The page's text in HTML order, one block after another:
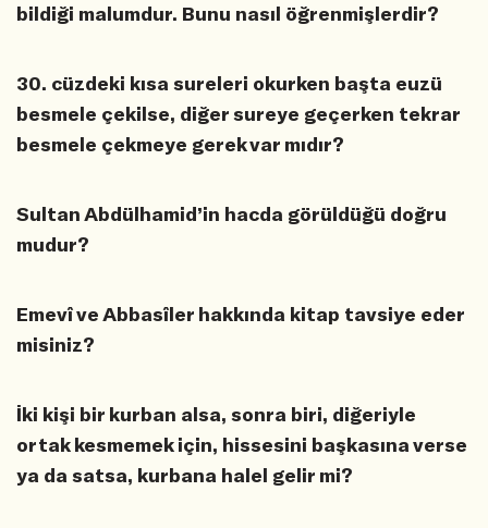
bildiği malumdur. Bunu nasıl öğrenmişlerdir?
30. cüzdeki kısa sureleri okurken başta euzü
besmele çekilse, diğer sureye geçerken tekrar
besmele çekmeye gerek var mıdır?
Sultan Abdülhamid’in hacda görüldüğü doğru
mudur?
Emevî ve Abbasîler hakkında kitap tavsiye eder
misiniz?
İki kişi bir kurban alsa, sonra biri, diğeriyle
ortak kesmemek için, hissesini başkasına verse
ya da satsa, kurbana halel gelir mi?